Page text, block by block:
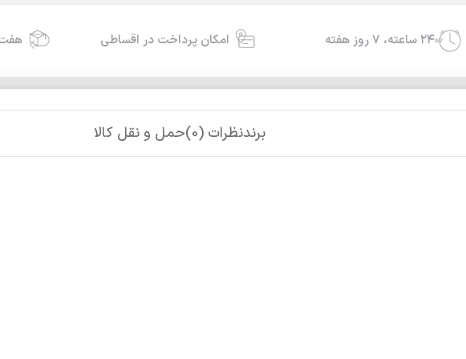
24/7۲۴ ساعته، ۷ روز هفته امکان پرداخت در اقساطی
برندنظرات (0) حمل و نقل کالا